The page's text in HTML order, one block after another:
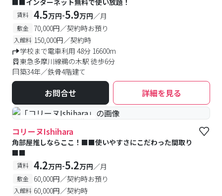
■■インターネット無料で使い放題！
賃料 4.5万円-5.9万円／月
敷金 70,000円／契約時お預り
入館料 150,000円／契約時
学校まで電車利用 48分 16600m
東急多摩川線鵜の木駅 徒歩6分
築34年／鉄骨4階建て
お問合せ 詳細を見る
#予約受付中 #空室待ち
コリーヌIshihara
角部屋推しならここ！■■使いやすさにこだわった間取り
■■
賃料 4.2万円-5.2万円／月
敷金 60,000円／契約時お預り
入館料 60,000円／契約時